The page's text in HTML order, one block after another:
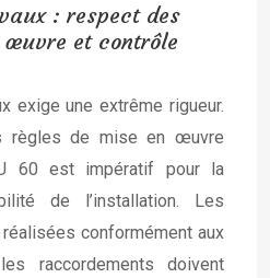
: respect des
œuvre et contrôle
exige une extrême rigueur.
règles de mise en œuvre
60 est impératif pour la
de l’installation. Les
conformément aux
raccordements doivent